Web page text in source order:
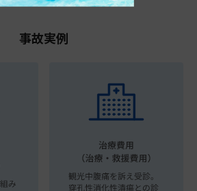
事故実例